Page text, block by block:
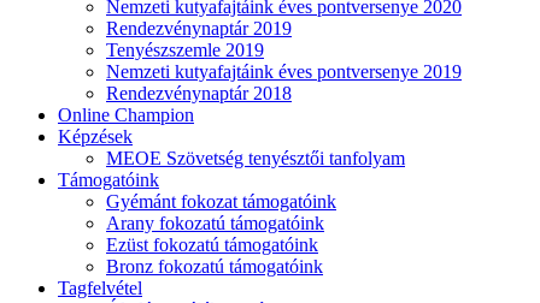
Nemzeti kutyafajtáink éves pontversenye 2020
Rendezvénynaptár 2019
Tenyészszemle 2019
Nemzeti kutyafajtáink éves pontversenye 2019
Rendezvénynaptár 2018
Online Champion
Képzések
MEOE Szövetség tenyésztői tanfolyam
Támogatóink
Gyémánt fokozat támogatóink
Arany fokozatú támogatóink
Ezüst fokozatú támogatóink
Bronz fokozatú támogatóink
Tagfelvétel